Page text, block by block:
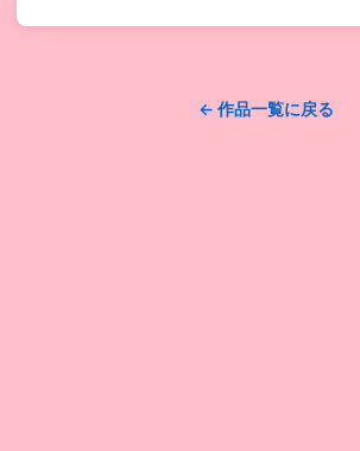
← 作品一覧に戻る